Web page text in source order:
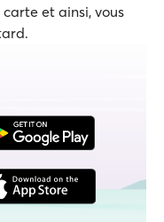
et ainsi, vous